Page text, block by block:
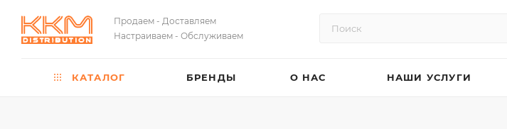
Продаем - Доставляем
Настраиваем - Обслуживаем
КАТАЛОГ БРЕНДЫ О НАС НАШИ УСЛУГИ